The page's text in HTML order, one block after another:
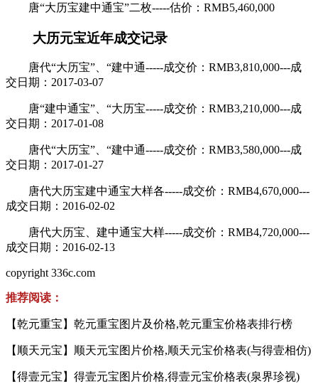
唐“大历宝建中通宝”二枚-----估价：RMB5,460,000
大历元宝近年成交记录
唐代“大历宝”、“建中通-----成交价：RMB3,810,000---成
交日期：2017-03-07
唐“建中通宝”、“大历宝-----成交价：RMB3,210,000---成
交日期：2017-01-08
唐代“大历宝”、“建中通-----成交价：RMB3,580,000---成
交日期：2017-01-27
唐代大历宝建中通宝大样各-----成交价：RMB4,670,000---
成交日期：2016-02-02
唐代大历宝、建中通宝大样-----成交价：RMB4,720,000---
成交日期：2016-02-13
copyright 336c.com
推荐阅读：
【乾元重宝】乾元重宝图片及价格,乾元重宝价格表排行榜
【顺天元宝】顺天元宝图片价格,顺天元宝价格表(与得壹相仿)
【得壹元宝】得壹元宝图片价格,得壹元宝价格表(泉界珍视)